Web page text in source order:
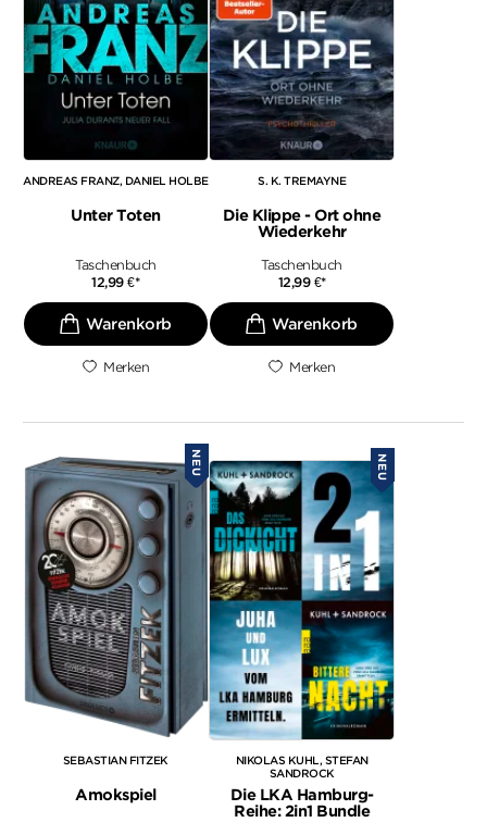
ANDREAS FRANZ DANIEL HOLBE
Unter Toten
Taschenbuch
12,99€*
Merken
S. K. TREMAYNE
Die Klippe - Ort ohne
Wiederkehr
Taschenbuch
12,99 €*
Merken
NEU
SEBASTIAN FITZEK
Amokspiel
NEU
NIKOLAS KUHL STEFAN
SANDROCK
Die LKA Hamburg-
Reihe: 2in1 Bundle